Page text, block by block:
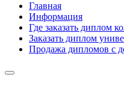
Главная
Информация
Где заказать диплом
Заказать диплом
Продажа дипломов с